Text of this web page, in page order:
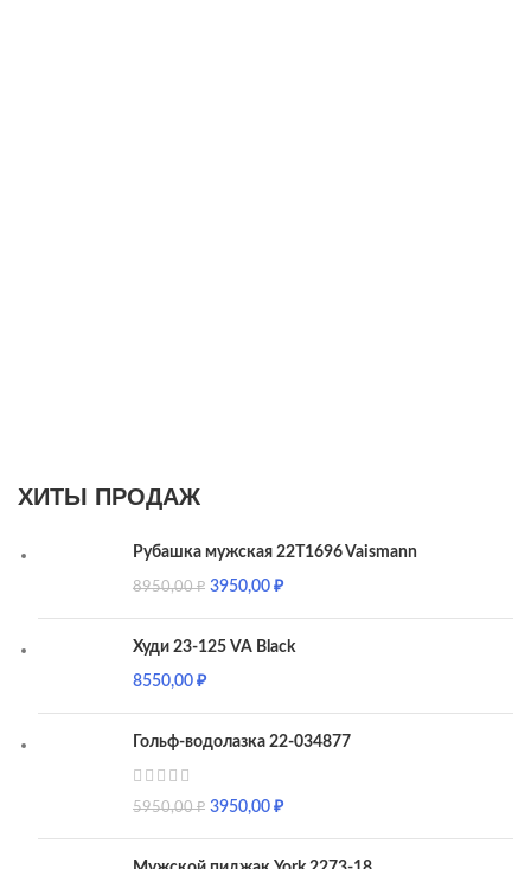
ХИТЫ ПРОДАЖ
Рубашка мужская 22T1696 Vaismann
8950,00₽ 3950,00₽
Худи 23-125 VA Black
8550,00₽
Гольф-водолазка 22-034877
5950,00₽ 3950,00₽